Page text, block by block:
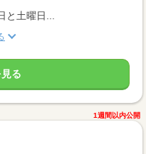
土曜日...
る
1週間以内公開